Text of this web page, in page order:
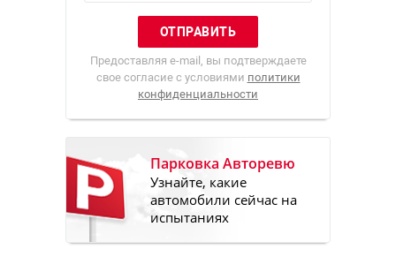
Предоставляя e-mail, вы подтверждаете
свое согласие с условиями политики
конфиденциальности
Парковка Авторевю
Узнайте, какие
автомобили сейчас на
испытаниях